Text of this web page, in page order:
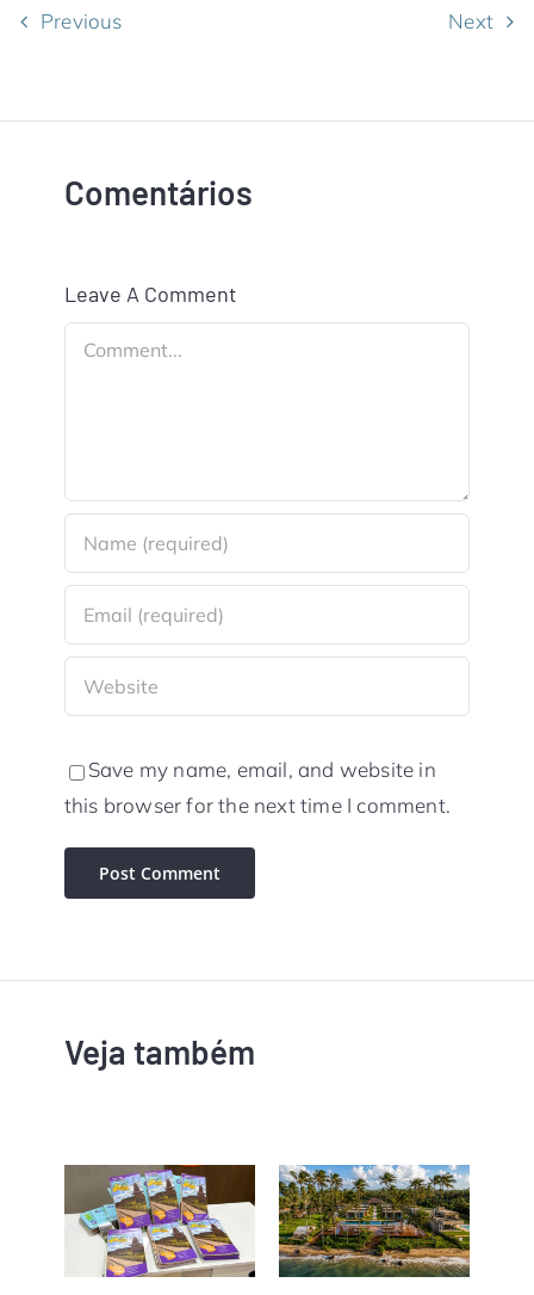
Previous Next
Comentários
Leave A Comment
Comment
Save my name, email, and website in
this browser for the next time I comment.
Veja também